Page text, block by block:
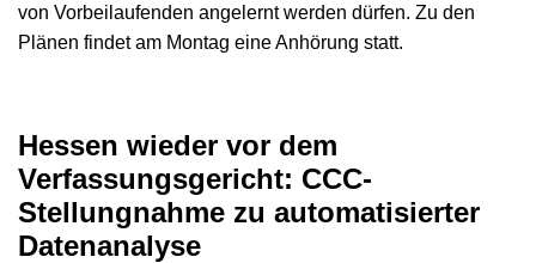
von Vorbeilaufenden angelernt werden dürfen. Zu den
Plänen findet am Montag eine Anhörung statt.
Hessen wieder vor dem
Verfassungsgericht: CCC-
Stellungnahme zu automatisierter
Datenanalyse